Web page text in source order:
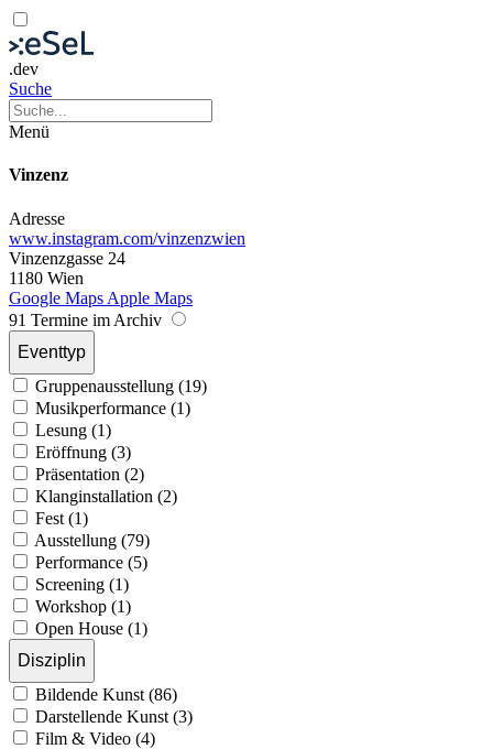
.dev
Suche
Menü
Vinzenz
Adresse
www.instagram.com/vinzenzwien
Vinzenzgasse 24
1180 Wien
Google Maps Apple Maps
91 Termine im Archiv
Eventtyp
Gruppenausstellung (19)
Musikperformance (1)
Lesung (1)
Eröffnung (3)
Präsentation (2)
Klanginstallation (2)
Fest (1)
Ausstellung (79)
Performance (5)
Screening (1)
Workshop (1)
Open House (1)
Disziplin
Bildende Kunst (86)
Darstellende Kunst (3)
Film & Video (4)